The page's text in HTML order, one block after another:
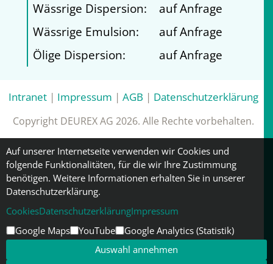
Wässrige Dispersion:
auf Anfrage
Wässrige Emulsion:
auf Anfrage
Ölige Dispersion:
auf Anfrage
Intranet | Impressum | AGB | Datenschutzerklärung
Copyright DEUREX AG 2026. Alle Rechte vorbehalten.
Auf unserer Internetseite verwenden wir Cookies und
folgende Funktionalitäten, für die wir Ihre Zustimmung
benötigen. Weitere Informationen erhalten Sie in unserer
Datenschutzerklärung.
CookiesDatenschutzerklärungImpressum
Google Maps
YouTube
Google Analytics (Statistik)
Auswahl annehmen